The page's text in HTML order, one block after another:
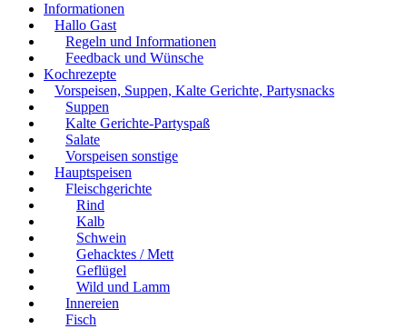
Informationen
Hallo Gast
Regeln und Informationen
Feedback und Wünsche
Kochrezepte
Vorspeisen, Suppen, Kalte Gerichte, Partysnacks
Suppen
Kalte Gerichte-Partyspaß
Salate
Vorspeisen sonstige
Hauptspeisen
Fleischgerichte
Rind
Kalb
Schwein
Gehacktes / Mett
Geflügel
Wild und Lamm
Innereien
Fisch